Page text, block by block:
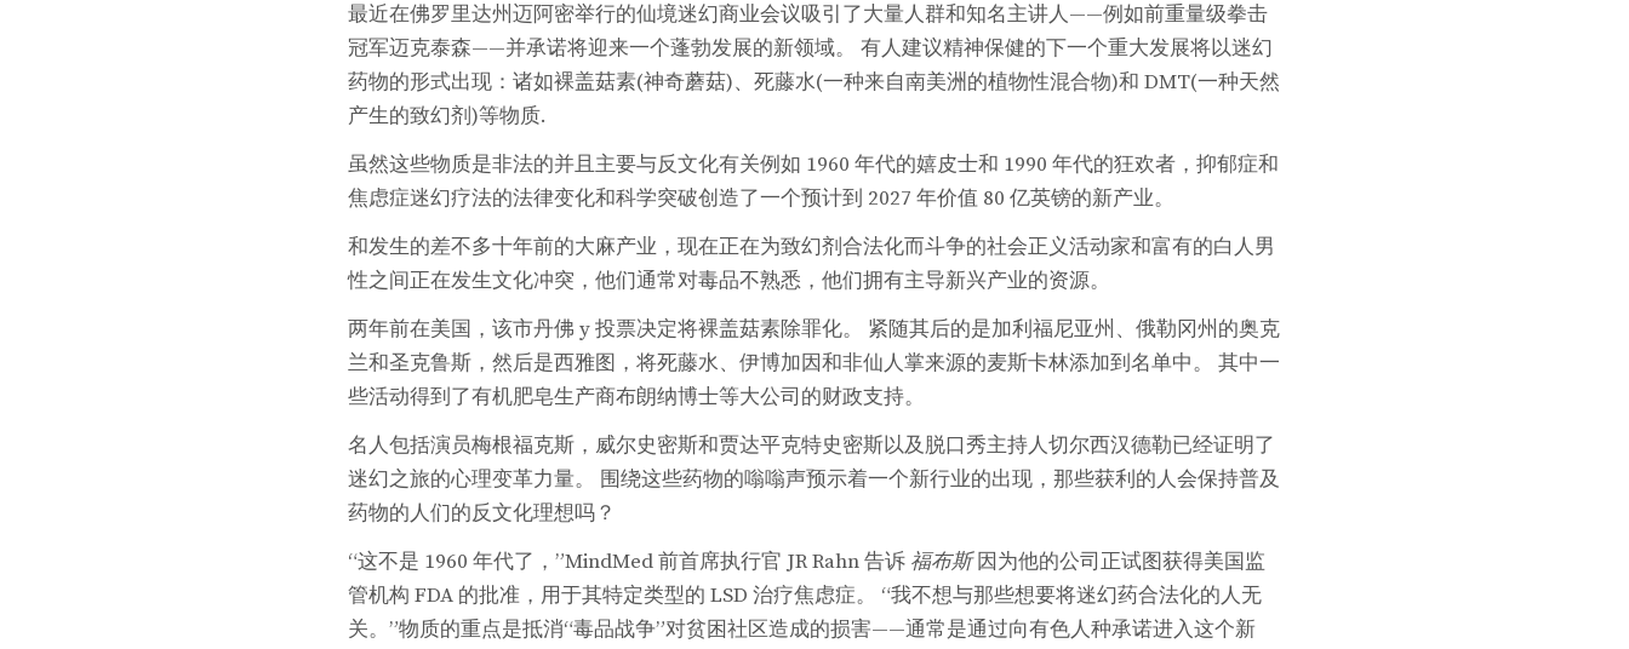
最近在佛罗里达州迈阿密举行的仙境迷幻商业会议吸引了大量人群和知名主讲人——例如前重量级拳击
冠军迈克泰森——并承诺将迎来一个蓬勃发展的新领域。 有人建议精神保健的下一个重大发展将以迷幻
药物的形式出现：诸如裸盖菇素(神奇蘑菇)、死藤水(一种来自南美洲的植物性混合物)和 DMT(一种天然
产生的致幻剂)等物质.
虽然这些物质是非法的并且主要与反文化有关例如 1960 年代的嬉皮士和 1990 年代的狂欢者，抑郁症和
焦虑症迷幻疗法的法律变化和科学突破创造了一个预计到 2027 年价值 80 亿英镑的新产业。
和发生的差不多十年前的大麻产业，现在正在为致幻剂合法化而斗争的社会正义活动家和富有的白人男
性之间正在发生文化冲突，他们通常对毒品不熟悉，他们拥有主导新兴产业的资源。
两年前在美国，该市丹佛 y 投票决定将裸盖菇素除罪化。 紧随其后的是加利福尼亚州、俄勒冈州的奥克
兰和圣克鲁斯，然后是西雅图，将死藤水、伊博加因和非仙人掌来源的麦斯卡林添加到名单中。 其中一
些活动得到了有机肥皂生产商布朗纳博士等大公司的财政支持。
名人包括演员梅根福克斯，威尔史密斯和贾达平克特史密斯以及脱口秀主持人切尔西汉德勒已经证明了
迷幻之旅的心理变革力量。 围绕这些药物的嗡嗡声预示着一个新行业的出现，那些获利的人会保持普及
药物的人们的反文化理想吗？
“这不是 1960 年代了，”MindMed 前首席执行官 JR Rahn 告诉 福布斯因为他的公司正试图获得美国监
管机构 FDA 的批准，用于其特定类型的 LSD 治疗焦虑症。 “我不想与那些想要将迷幻药合法化的人无
关。”物质的重点是抵消“毒品战争”对贫困社区造成的损害——通常是通过向有色人种承诺进入这个新